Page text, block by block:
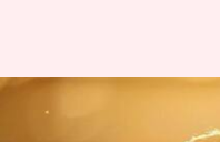
बैन खत्म होने से